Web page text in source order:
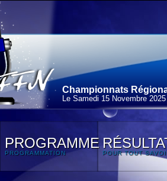
Championnats
Le Samedi 15 Novembre 2025
PROGRAMME
PROGRAMMATION POUR TOUT